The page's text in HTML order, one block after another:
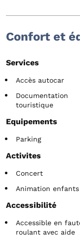
Confort et
Services
Accès autocar
Documentation
touristique
Equipements
Parking
Activites
Concert
Animation enfants
Accessibilité
Accessible en
roulant avec aide